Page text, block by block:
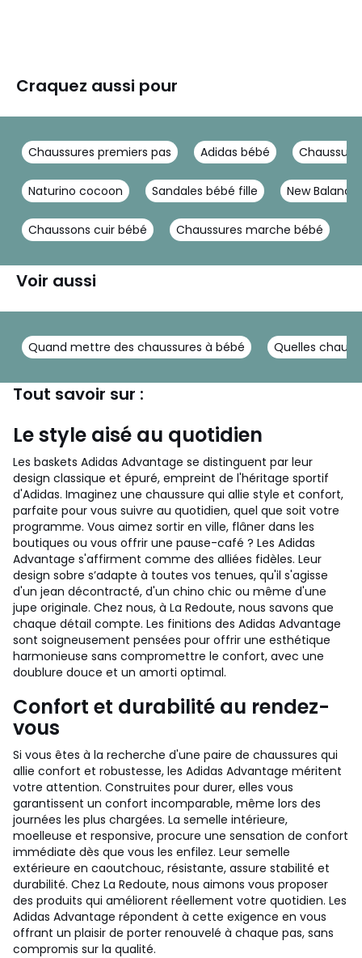
Craquez aussi pour
Chaussures premiers pas Adidas bébé
Naturino cocoon Sandales bébé fille New
Chaussons cuir bébé Chaussures marche bébé
Voir aussi
Quand mettre des chaussures à bébé Quelles
Tout savoir sur :
Le style aisé au quotidien
Les baskets Adidas Advantage se distinguent par leur
design classique et épuré, empreint de l'héritage sportif
d'Adidas. Imaginez une chaussure qui allie style et confort,
parfaite pour vous suivre au quotidien, quel que soit votre
programme. Vous aimez sortir en ville, flâner dans les
boutiques ou vous offrir une pause-café ? Les Adidas
Advantage s'affirment comme des alliées fidèles. Leur
design sobre s’adapte à toutes vos tenues, qu'il s'agisse
d'un jean décontracté, d'un chino chic ou même d'une
jupe originale. Chez nous, à La Redoute, nous savons que
chaque détail compte. Les finitions des Adidas Advantage
sont soigneusement pensées pour offrir une esthétique
harmonieuse sans compromettre le confort, avec une
doublure douce et un amorti optimal.
Confort et durabilité au rendez-
vous
Si vous êtes à la recherche d'une paire de chaussures qui
allie confort et robustesse, les Adidas Advantage méritent
votre attention. Construites pour durer, elles vous
garantissent un confort incomparable, même lors des
journées les plus chargées. La semelle intérieure,
moelleuse et responsive, procure une sensation de confort
immédiate dès que vous les enfilez. Leur semelle
extérieure en caoutchouc, résistante, assure stabilité et
durabilité. Chez La Redoute, nous aimons vous proposer
des produits qui améliorent réellement votre quotidien. Les
Adidas Advantage répondent à cette exigence en vous
offrant un plaisir de porter renouvelé à chaque pas, sans
compromis sur la qualité.